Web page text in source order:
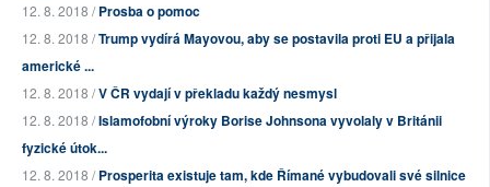
12. 8. 2018 /Prosba o pomoc
12. 8. 2018 /Trump vydírá Mayovou, aby se postavila proti EU a přijala
americké ...
12. 8. 2018 /V ČR vydají v překladu každý nesmysl
12. 8. 2018 /Islamofobní výroky Borise Johnsona vyvolaly v Británii
fyzické útok...
12. 8. 2018 /Prosperita existuje tam, kde Římané vybudovali své silnice